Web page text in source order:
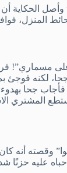
الحكاية
المنزل،
مسماري”!
لكنه فوجئ
جحا
المشتري
وقصته أنه
عليه حزنًا